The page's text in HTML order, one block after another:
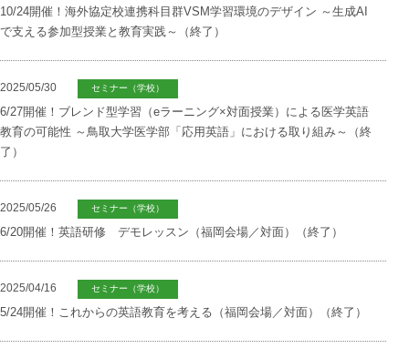
10/24開催！海外協定校連携科目群VSM学習環境のデザイン ～生成AI
で支える参加型授業と教育実践～（終了）
2025/05/30 セミナー（学校）
6/27開催！ブレンド型学習（eラーニング×対面授業）による医学英語
教育の可能性 ～鳥取大学医学部「応用英語」における取り組み～（終
了）
2025/05/26 セミナー（学校）
6/20開催！英語研修 デモレッスン（福岡会場／対面）（終了）
2025/04/16 セミナー（学校）
5/24開催！これからの英語教育を考える（福岡会場／対面）（終了）